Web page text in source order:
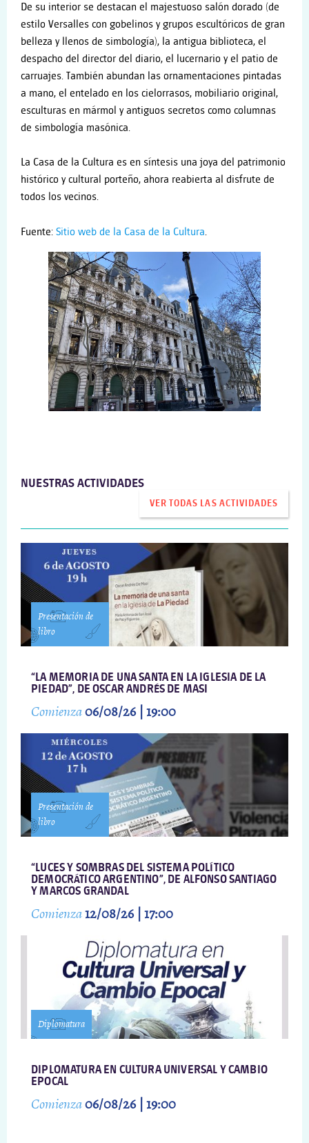
De su interior se destacan el majestuoso salón dorado (de
estilo Versalles con gobelinos y grupos escultóricos de gran
belleza y llenos de simbología), la antigua biblioteca, el
despacho del director del diario, el lucernario y el patio de
carruajes. También abundan las ornamentaciones pintadas
a mano, el entelado en los cielorrasos, mobiliario original,
esculturas en mármol y antiguos secretos como columnas
de simbología masónica.
La Casa de la Cultura es en síntesis una joya del patrimonio
histórico y cultural porteño, ahora reabierta al disfrute de
todos los vecinos.
Fuente: Sitio web de la Casa de la Cultura.
NUESTRAS ACTIVIDADES
VER TODAS LAS ACTIVIDADES
Presentación de
libro
“LA MEMORIA DE UNA SANTA EN LA IGLESIA DE LA
PIEDAD”, DE OSCAR ANDRÉS DE MASI
Comienza06/08/26 | 19:00
Presentación de
libro
“LUCES Y SOMBRAS DEL SISTEMA POLÍTICO
DEMOCRÁTICO ARGENTINO”, DE ALFONSO SANTIAGO
Y MARCOS GRANDAL
Comienza12/08/26 | 17:00
Diplomatura
DIPLOMATURA EN CULTURA UNIVERSAL Y CAMBIO
EPOCAL
Comienza06/08/26 | 19:00